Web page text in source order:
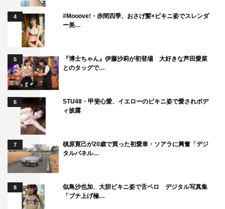
4
#Mooove!・赤間四季、おさげ髪×ビキニ姿でスレンダ
ー美…
5
『博士ちゃん』伊藤沙莉が初登場 大好きな芦田愛菜
とのタッグで…
6
STU48・甲斐心愛、イエローのビキニ姿で愛されボデ
ィ披露
7
槙原寛己が20歳で買った初愛車・ソアラに興奮「デジ
タルパネル…
8
似鳥沙也加、大胆ビキニ姿で舌ペロ デジタル写真集
「ブチ上げ極…